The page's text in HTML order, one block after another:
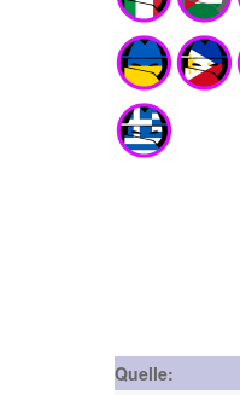
Quelle: